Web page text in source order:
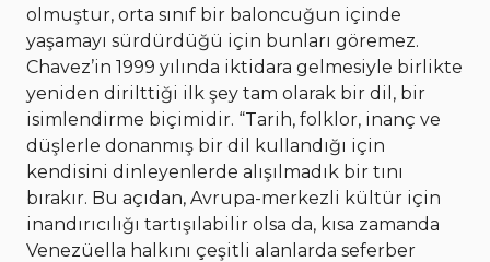
olmuştur, orta sınıf bir baloncuğun içinde
yaşamayı sürdürdüğü için bunları göremez.
Chavez’in 1999 yılında iktidara gelmesiyle birlikte
yeniden dirilttiği ilk şey tam olarak bir dil, bir
isimlendirme biçimidir. “Tarih, folklor, inanç ve
düşlerle donanmış bir dil kullandığı için
kendisini dinleyenlerde alışılmadık bir tını
bırakır. Bu açıdan, Avrupa-merkezli kültür için
inandırıcılığı tartışılabilir olsa da, kısa zamanda
Venezüella halkını çeşitli alanlarda seferber